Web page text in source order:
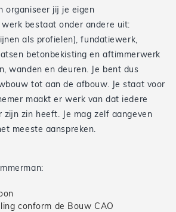
organiseer jij je eigen
werk bestaat onder andere uit:
als profielen), fundatiewerk,
betonbekisting en aftimmerwerk
wanden en deuren. Je bent dus
tot aan de afbouw. Je staat voor
maakt er werk van dat iedere
zijn zin heeft. Je mag zelf aangeven
meeste aanspreken.
conform de Bouw CAO